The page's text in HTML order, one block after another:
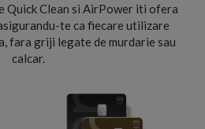
Quick Clean si AirPower iti ofera
te ca fiecare utilizare
fara griji legate de murdarie sau
calcar.